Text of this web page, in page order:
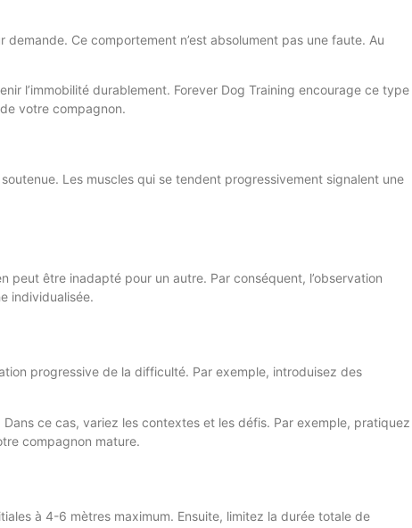
demande. Ce comportement n’est absolument pas une faute. Au
l’immobilité durablement. Forever Dog Training encourage ce type
votre compagnon.
Les muscles qui se tendent progressivement signalent une
être inadapté pour un autre. Par conséquent, l’observation
individualisée.
progressive de la difficulté. Par exemple, introduisez des
ce cas, variez les contextes et les défis. Par exemple, pratiquez
compagnon mature.
à 4-6 mètres maximum. Ensuite, limitez la durée totale de